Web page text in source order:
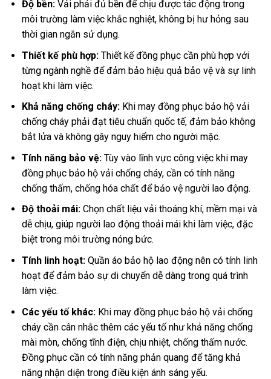
Độ bền: Vải phải đủ bền để chịu được tác động trong
môi trường làm việc khắc nghiệt, không bị hư hỏng sau
thời gian ngắn sử dụng.
Thiết kế phù hợp: Thiết kế đồng phục cần phù hợp với
từng ngành nghề để đảm bảo hiệu quả bảo vệ và sự linh
hoạt khi làm việc.
Khả năng chống cháy:Khi may đồng phục bảo hộ vải
chống cháy phải đạt tiêu chuẩn quốc tế, đảm bảo không
bắt lửa và không gây nguy hiểm cho người mặc.
Tính năng bảo vệ: Tùy vào lĩnh vực công việc khi may
đồng phục bảo hộ vải chống cháy, cần có tính năng
chống thấm, chống hóa chất để bảo vệ người lao động.
Độ thoải mái: Chọn chất liệu vải thoáng khí, mềm mại và
dễ chịu, giúp người lao động thoải mái khi làm việc, đặc
biệt trong môi trường nóng bức.
Tính linh hoạt: Quần áo bảo hộ lao động nên có tính linh
hoạt để đảm bảo sự di chuyển dễ dàng trong quá trình
làm việc.
Các yếu tố khác: Khi may đồng phục bảo hộ vải chống
cháy cần cân nhắc thêm các yếu tố như khả năng chống
mài mòn, chống tĩnh điện, chịu nhiệt, chống thấm nước.
Đồng phục cần có tính năng phản quang để tăng khả
năng nhận diện trong điều kiện ánh sáng yếu.